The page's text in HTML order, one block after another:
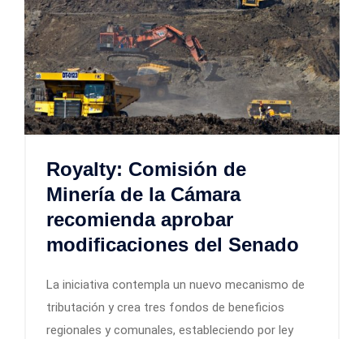
Royalty: Comisión de
Minería de la Cámara
recomienda aprobar
modificaciones del Senado
La iniciativa contempla un nuevo mecanismo de
tributación y crea tres fondos de beneficios
regionales y comunales, estableciendo por ley